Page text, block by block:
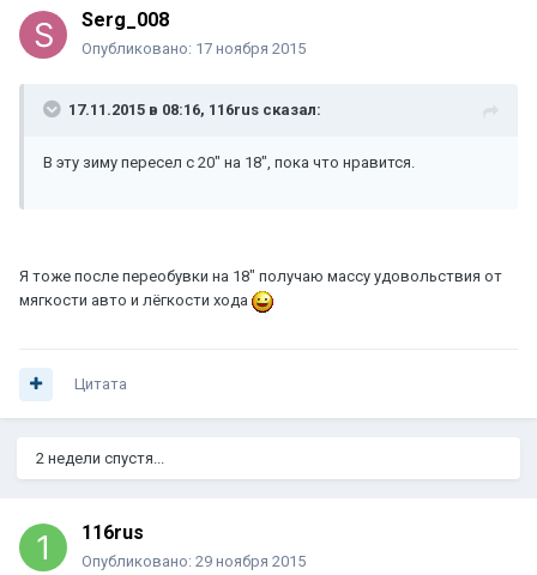
Serg_008
Опубликовано: 17 ноября 2015
17.11.2015 в 08:16, 116rus сказал:
В эту зиму пересел с 20" на 18", пока что нравится.
Я тоже после переобувки на 18" получаю массу удовольствия от
мягкости авто и лёгкости хода
Цитата
2 недели спустя...
116rus
Опубликовано: 29 ноября 2015